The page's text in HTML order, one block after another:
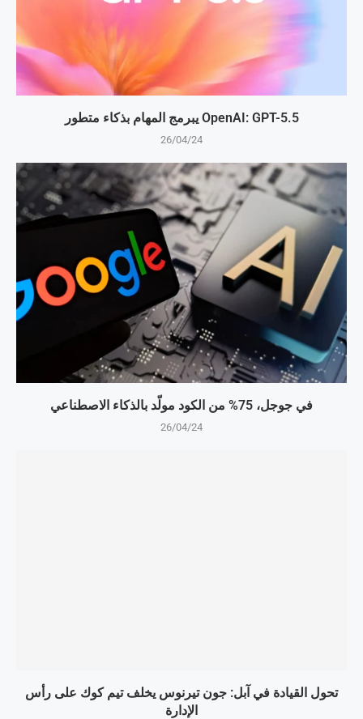
OpenAI: GPT-5.5 يبرمج المهام بذكاء متطور
26/04/24
في جوجل، 75% من الكود مولّد بالذكاء الاصطناعي
26/04/24
تحول القيادة في آبل: جون تيرنوس يخلف تيم كوك على رأس
الإدارة